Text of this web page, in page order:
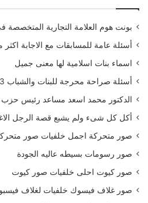
بونت هوم العلامة التجارية المتخصصة
أسئلة عامة للمسابقات مع الاجابة اكثر من 500
اسماء بنات اسلامية لها معنى جميل
أسئلة صراحة محرجة للبنات والشباب 2023
الدكتور محمد اسعد مساعد رئيس
أكل كل شىء ولم يشبع قصة الرجل
صور متحركة اجمل خلفيات صور
صور رسومات بسيطه عاليه الجودة
صور كيوت احلى خلفيات صور كيوت
صور غلاف فيسوك خلفيات لغلاف